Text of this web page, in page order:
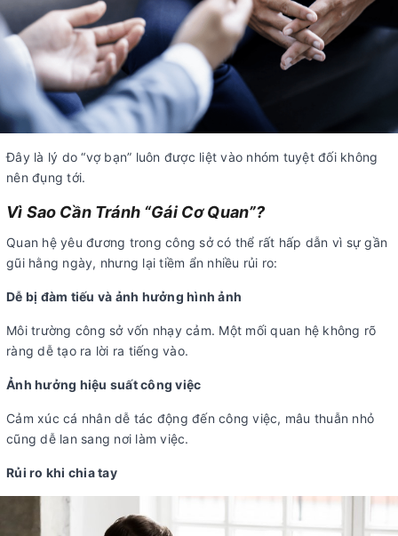
Đây là lý do “vợ bạn” luôn được liệt vào nhóm tuyệt đối không
nên đụng tới.
Vì Sao Cần Tránh “Gái Cơ Quan”?
Quan hệ yêu đương trong công sở có thể rất hấp dẫn vì sự gần
gũi hằng ngày, nhưng lại tiềm ẩn nhiều rủi ro:
Dễ bị đàm tiếu và ảnh hưởng hình ảnh
Môi trường công sở vốn nhạy cảm. Một mối quan hệ không rõ
ràng dễ tạo ra lời ra tiếng vào.
Ảnh hưởng hiệu suất công việc
Cảm xúc cá nhân dễ tác động đến công việc, mâu thuẫn nhỏ
cũng dễ lan sang nơi làm việc.
Rủi ro khi chia tay